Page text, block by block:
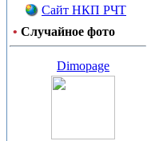
Сайт НКП РЧТ
• Случайное фото
Dimopage